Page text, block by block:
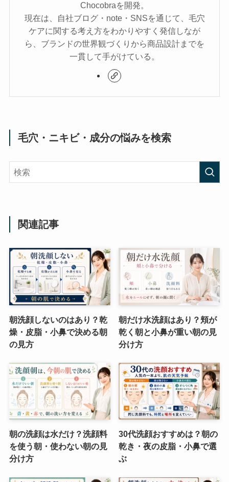
Chocobraを開発。
現在は、自社ブログ・note・SNSを通じて、毛穴
ケアに関する考え方をわかりやすく発信しなが
ら、ブランドの世界観づくりから商品設計までを
一貫して手がけている。
毛穴・ニキビ・成分の悩みを検索
関連記事
朝洗顔しないのはあり？乾
燥・皮脂・小鼻で決める朝
の見方
朝だけ水洗顔はあり？頬が
乾く朝と小鼻が重い朝の見
分け方
朝の洗顔は水だけ？洗顔料
を使う朝・使わない朝の見
分け方
30代洗顔おすすめは？朝の
乾き・夜の皮脂・小鼻で選
ぶ